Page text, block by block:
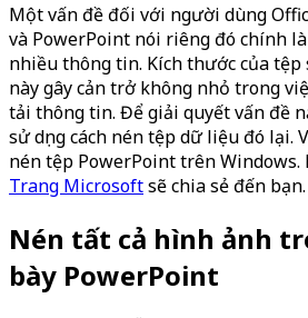
Một vấn đề đối với người dùng
và PowerPoint nói riêng đó chính
nhiều thông tin. Kích thước của tệp
này gây cản trở không nhỏ trong
tải thông tin. Để giải quyết vấn đề
sử dụng cách nén tệp dữ liệu đó lại.
nén tệp PowerPoint trên Windows.
Trang Microsoftsẽ chia sẻ đến bạn.
Nén tất cả hình ảnh
bày PowerPoint